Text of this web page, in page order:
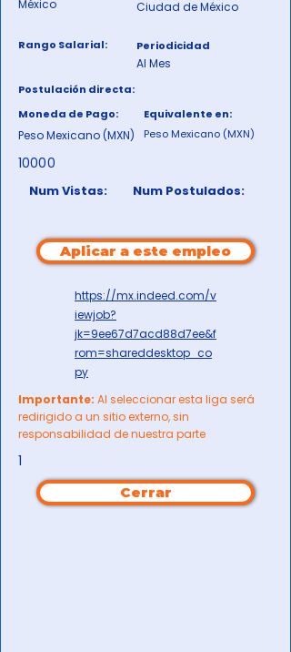
México
Ciudad de México
Rango Salarial: Periodicidad
Al Mes
Postulación directa:
Moneda de Pago:
Equivalente en:
Peso Mexicano (MXN) Peso Mexicano (MXN)
10000
Num Vistas: Num Postulados:
Aplicar a este empleo
https://mx.indeed.com/v
iewjob?
jk=9ee67d7acd88d7ee&f
rom=shareddesktop_co
py
Importante: Al seleccionar esta liga será
redirigido a un sitio externo, sin
responsabilidad de nuestra parte
1
Cerrar